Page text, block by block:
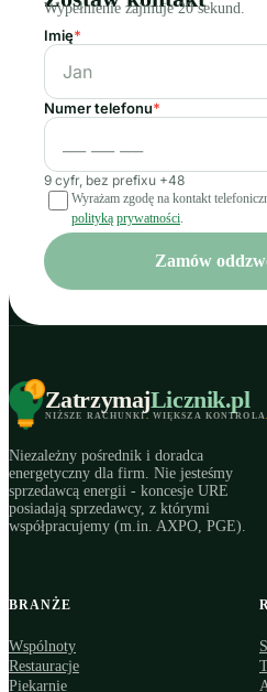
Wypełnienie zajmuje 20 sekund.
Imię*
Numer telefonu*
9 cyfr, bez prefixu +48
Wyrażam zgodę na kontakt
polityką prywatności.
Zamów
ZatrzymajLicznik.pl
NIŻSZE RACHUNKI. WIĘKSZA KONTROLA.
Niezależny pośrednik i doradca
energetyczny dla firm. Nie jesteśmy
sprzedawcą energii - koncesje URE
posiadają sprzedawcy, z którymi
współpracujemy (m.in. AXPO, PGE).
BRANŻE
Wspólnoty
Restauracje
Piekarnie